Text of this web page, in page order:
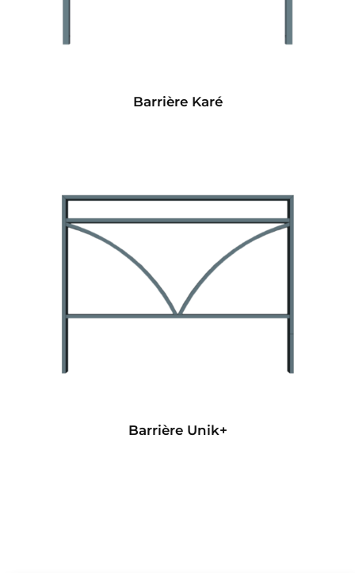
Barrière Karé
Barrière Unik+